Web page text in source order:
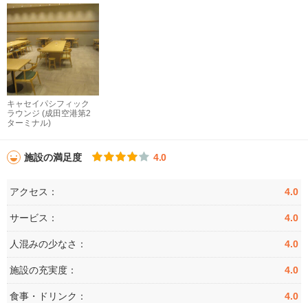
キャセイパシフィック
ラウンジ (成田空港第2
ターミナル)
施設の満足度 4.0
アクセス： 4.0
サービス： 4.0
人混みの少なさ： 4.0
施設の充実度： 4.0
食事・ドリンク： 4.0